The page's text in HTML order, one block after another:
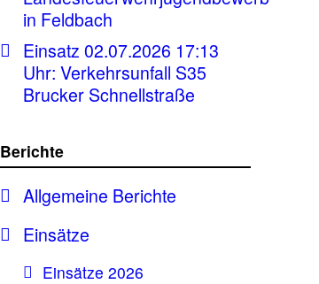
in Feldbach
Einsatz 02.07.2026 17:13
Uhr: Verkehrsunfall S35
Brucker Schnellstraße
Berichte
Allgemeine Berichte
Einsätze
Einsätze 2026